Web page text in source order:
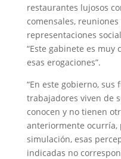
restaurantes lujosos
comensales,
representaciones
“Este gabinete es
esas erogaciones”.
“En este gobierno, sus
trabajadores viven de
conocen y no tienen
anteriormente ocurría,
simulación, esas
indicadas no